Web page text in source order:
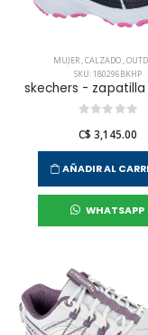
MUJER,CALZADO,
SKU: 180296BKHP
C$ 3,145.00
AÑADIR AL
WHATSAPP